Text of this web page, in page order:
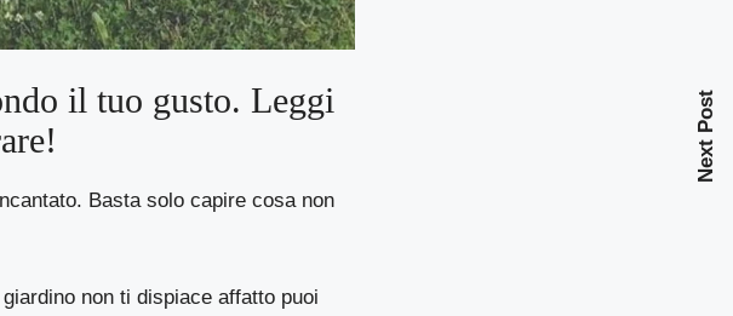
il tuo gusto. Leggi
Basta solo capire cosa non
giardino non ti dispiace affatto puoi
Next Post